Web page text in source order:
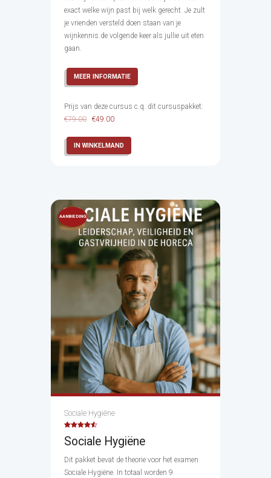
exact welke wijn past bij welk gerecht. Je zult
je vrienden versteld doen staan van je
wijnkennis de volgende keer als jullie uit eten
gaan.
MEER INFORMATIE
Prijs van deze cursus c.q. dit cursuspakket:
€79.00 €49.00
IN WINKELMAND
AANBIEDING
Sociale Hygiëne
4.50
uit 5
Sociale Hygiëne
Dit pakket bevat de theorie voor het examen
Sociale Hygiëne. In totaal worden 9